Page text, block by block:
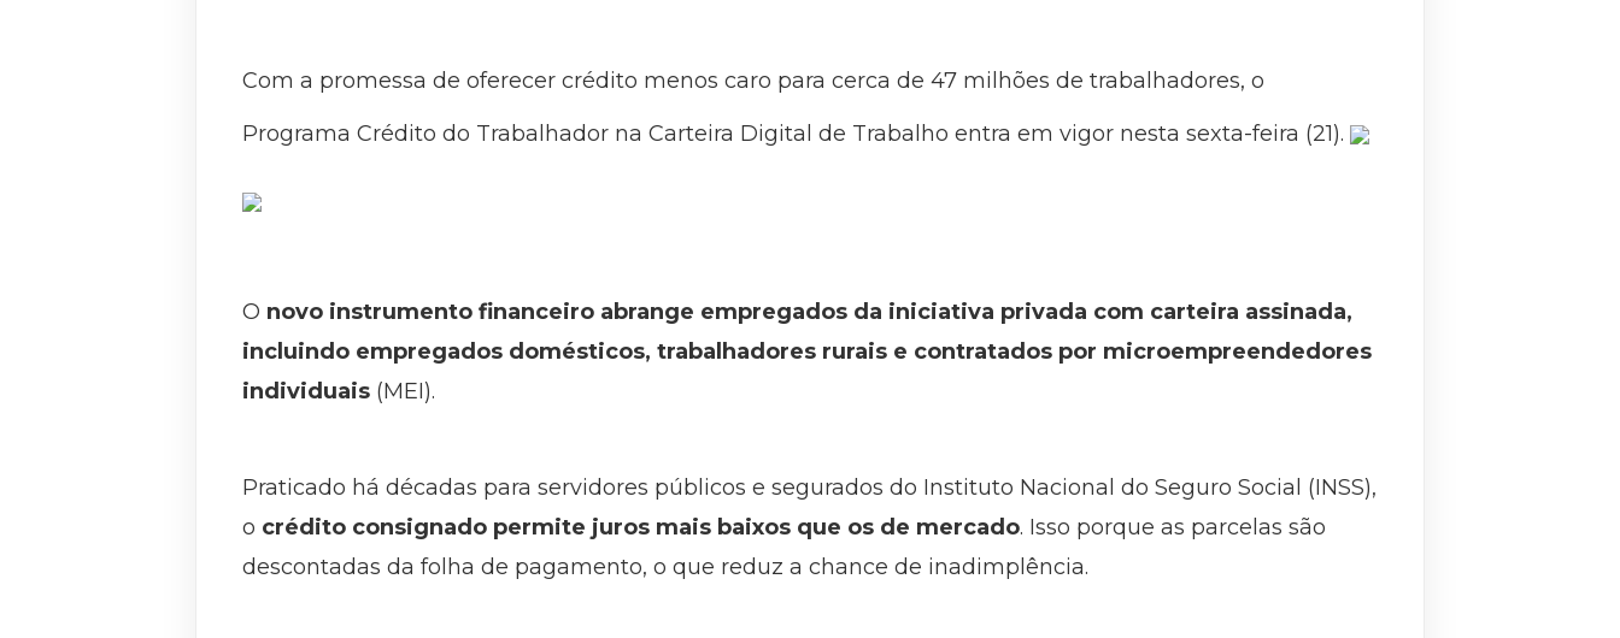
Com a promessa de oferecer crédito menos caro para cerca de 47 milhões de trabalhadores, o
Programa Crédito do Trabalhador na Carteira Digital de Trabalho entra em vigor nesta sexta-feira (21).
O novo instrumento financeiro abrange empregados da iniciativa privada com carteira assinada,
incluindo empregados domésticos, trabalhadores rurais e contratados por microempreendedores
individuais (MEI).
Praticado há décadas para servidores públicos e segurados do Instituto Nacional do Seguro Social (INSS),
o crédito consignado permite juros mais baixos que os de mercado. Isso porque as parcelas são
descontadas da folha de pagamento, o que reduz a chance de inadimplência.